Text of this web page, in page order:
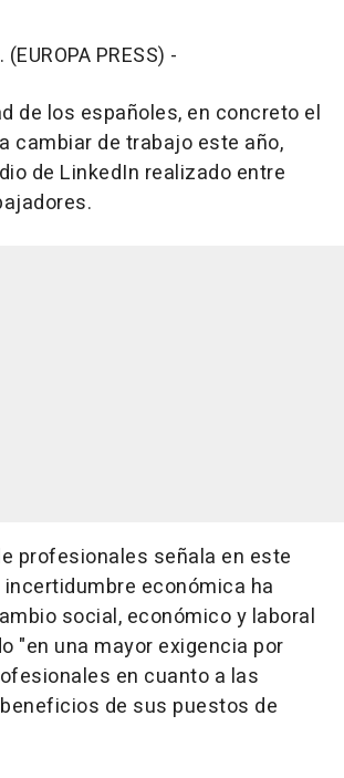
PRESS) -
de los españoles, en concreto el
cambiar de trabajo este año,
de LinkedIn realizado entre
profesionales señala en este
económica ha
social, económico y laboral
"en una mayor exigencia por
en cuanto a las
de sus puestos de